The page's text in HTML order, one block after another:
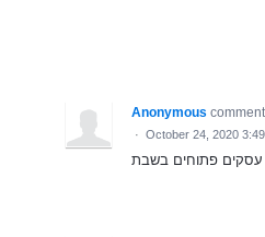
Anonymous
· October 24, 2020
עסקים פתוחים בשבת